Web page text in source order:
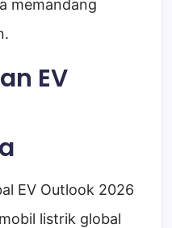
memandang
EV
EV Outlook 2026
listrik global